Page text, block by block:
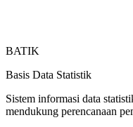
BATIK
Basis Data Statistik
Sistem informasi data
mendukung perencanaan